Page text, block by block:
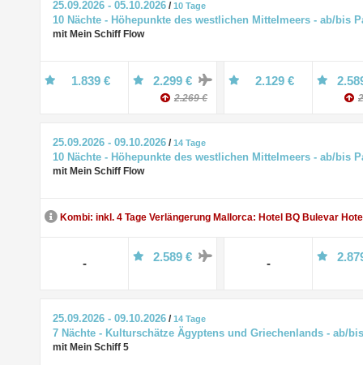
25.09.2026 - 05.10.2026 /10 Tage
10 Nächte - Höhepunkte des westlichen Mittelmeers - ab/bis
mit Mein Schiff Flow
1.839 € 2.299 €
2.269 €
2.129 €
25.09.2026 - 09.10.2026 /14 Tage
10 Nächte - Höhepunkte des westlichen Mittelmeers - ab/bis
mit Mein Schiff Flow
Kombi: inkl. 4 Tage Verlängerung Mallorca: Hotel BQ Bulevar
- 2.589 € -
25.09.2026 - 09.10.2026 /14 Tage
7 Nächte - Kulturschätze Ägyptens und Griechenlands - ab/
mit Mein Schiff 5